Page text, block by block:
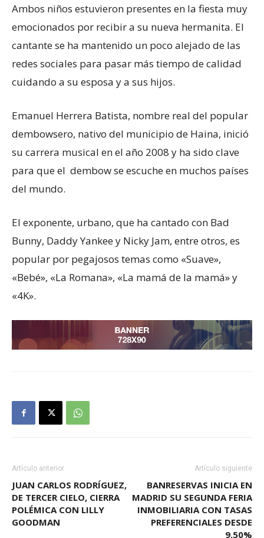
Ambos niños estuvieron presentes en la fiesta muy
emocionados por recibir a su nueva hermanita. El
cantante se ha mantenido un poco alejado de las
redes sociales para pasar más tiempo de calidad
cuidando a su esposa y a sus hijos.
Emanuel Herrera Batista, nombre real del popular
dembowsero, nativo del municipio de Haina, inició
su carrera musical en el año 2008 y ha sido clave
para que el dembow se escuche en muchos países
del mundo.
El exponente, urbano, que ha cantado con Bad
Bunny, Daddy Yankee y Nicky Jam, entre otros, es
popular por pegajosos temas como «Suave»,
«Bebé», «La Romana», «La mamá de la mamá» y
«4K».
Artículo anterior
JUAN CARLOS RODRÍGUEZ,
DE TERCER CIELO, CIERRA
POLÉMICA CON LILLY
GOODMAN
Artículo siguiente
BANRESERVAS INICIA EN
MADRID SU SEGUNDA FERIA
INMOBILIARIA CON TASAS
PREFERENCIALES DESDE
9.50%